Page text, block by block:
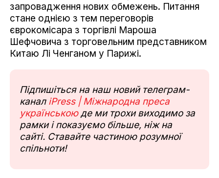
запровадження нових обмежень. Питання
стане однією з тем переговорів
єврокомісара з торгівлі Мароша
Шефчовича з торговельним представником
Китаю Лі Ченганом у Парижі.
Підпишіться на наш новий телеграм-
канал iPress | Міжнародна преса
українськоюде ми трохи виходимо за
рамки і показуємо більше, ніж на
сайті. Ставайте частиною розумної
спільноти!